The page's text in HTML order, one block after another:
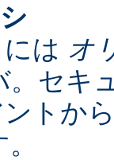
は オ
。セキ
トか